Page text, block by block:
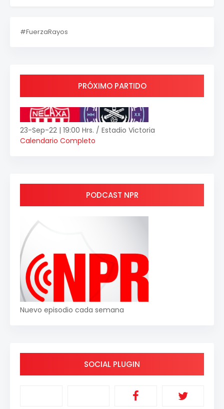
#FuerzaRayos
PRÓXIMO PARTIDO
23-Sep-22 | 19:00 Hrs. / Estadio Victoria
Calendario Completo
PODCAST NPR
Nuevo episodio cada semana
SOCIAL PLUGIN